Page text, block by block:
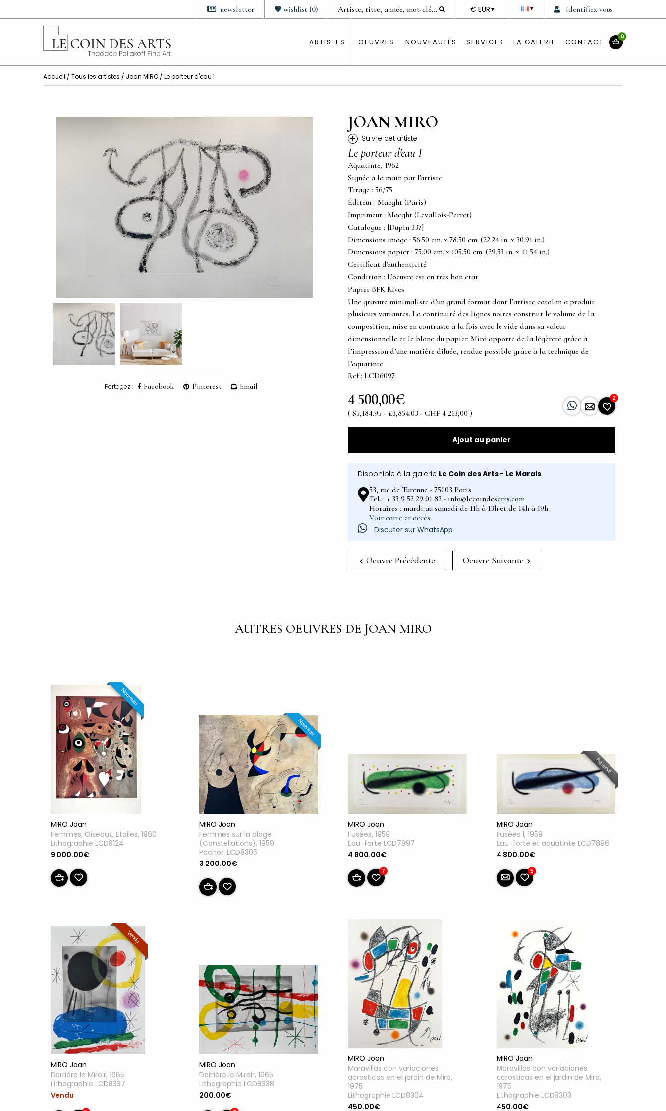
identifiez-vous
▼
DEVISE
€ EUR ▼
wishlist (0)
newsletter
ARTISTES OEUVRES NOUVEAUTÉS SERVICES LA GALERIE CONTACT
0
Accueil / Tous les artistes / Joan MIRO / Le porteur d'eau I
Partagez : Facebook Pinterest Email
JOAN MIRO
+ Suivre cet artiste
Le porteur d'eau I
Aquatinte, 1962
Signée à la main par l'artiste
Tirage : 56/75
Éditeur : Maeght (Paris)
Imprimeur : Maeght (Levallois-Perret)
Catalogue : [Dupin 337]
Dimensions image : 56.50 cm. x 78.50 cm. (22.24 in. x 30.91 in.)
Dimensions papier : 75.00 cm. x 105.50 cm. (29.53 in. x 41.54 in.)
Certificat d'authenticité
Condition : L’oeuvre est en très bon état
Papier BFK Rives
Une gravure minimaliste d’un grand format dont l’artiste catalan a produit
plusieurs variantes. La continuité des lignes noires construit le volume de la
composition, mise en contraste à la fois avec le vide dans sa valeur
dimensionnelle et le blanc du papier. Miró apporte de la légèreté grâce à
l’impression d’une matière diluée, rendue possible grâce à la technique de
l’aquatinte.
Ref : LCD6097
4 500,00€
( $5,184.95 - £3,854.03 - CHF 4 213,00 )
2
Ajout au panier
Disponible à la galerie Le Coin des Arts - Le Marais
53, rue de Turenne - 75003 Paris
Tel. : + 33 9 52 29 01 82 - info@lecoindesarts.com
Horaires : mardi au samedi de 11h à 13h et de 14h à 19h
Voir carte et accès
Discuter sur WhatsApp
Oeuvre Précédente Oeuvre Suivante
AUTRES OEUVRES DE JOAN MIRO
Nouveau
MIRO Joan
Femmes, Oiseaux, Etoiles, 1960
Lithographie LCD8124
9 000.00€
Nouveau
MIRO Joan
Femmes sur la plage
(Constellations), 1959
Pochoir LCD8305
3 200.00€
MIRO Joan
Fusées, 1959
Eau-forte LCD7897
4 800.00€
7
Réservé
MIRO Joan
Fusées 1, 1959
Eau-forte et aquatinte LCD7896
4 800.00€
5
Vendu
MIRO Joan
Derrière le Miroir, 1965
Lithographie LCD8337
Vendu
MIRO Joan
Derrière le Miroir, 1965
Lithographie LCD8338
200.00€
MIRO Joan
Maravillas con variaciones
acrosticas en el jardin de Miro,
1975
Lithographie LCD8304
450.00€
MIRO Joan
Maravillas con variaciones
acrosticas en el jardin de Miro,
1975
Lithographie LCD8303
450.00€